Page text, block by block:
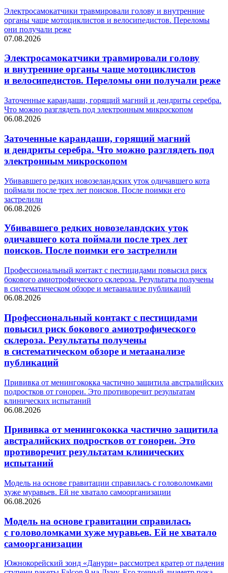
Электросамокатчики травмировали голову и внутренние
органы чаще мотоциклистов и велосипедистов. Переломы
они получали реже
07.08.2026
Электросамокатчики травмировали голову
и внутренние органы чаще мотоциклистов
и велосипедистов. Переломы они получали реже
Заточенные карандаши, горящий магний и дендриты серебра.
Что можно разглядеть под электронным микроскопом
06.08.2026
Заточенные карандаши, горящий магний
и дендриты серебра. Что можно разглядеть под
электронным микроскопом
Убивавшего редких новозеландских уток одичавшего кота
поймали после трех лет поисков. После поимки его
застрелили
06.08.2026
Убивавшего редких новозеландских уток
одичавшего кота поймали после трех лет
поисков. После поимки его застрелили
Профессиональный контакт с пестицидами повысил риск
бокового амиотрофического склероза. Результаты получены
в систематическом обзоре и метаанализе публикаций
06.08.2026
Профессиональный контакт с пестицидами
повысил риск бокового амиотрофического
склероза. Результаты получены
в систематическом обзоре и метаанализе
публикаций
Прививка от менингококка частично защитила австралийских
подростков от гонореи. Это противоречит результатам
клинических испытаний
06.08.2026
Прививка от менингококка частично защитила
австралийских подростков от гонореи. Это
противоречит результатам клинических
испытаний
Модель на основе гравитации справилась с головоломками
хуже муравьев. Ей не хватало самоорганизации
06.08.2026
Модель на основе гравитации справилась
с головоломками хуже муравьев. Ей не хватало
самоорганизации
Южнокорейский зонд «Данури» рассмотрел кратер от падения